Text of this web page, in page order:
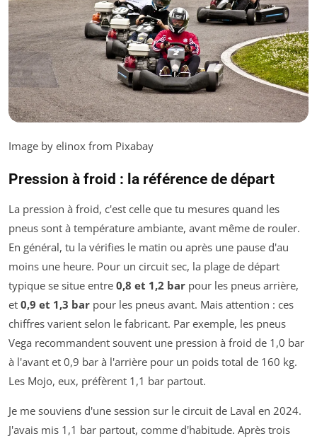
Image by elinox from Pixabay
Pression à froid : la référence de départ
La pression à froid, c'est celle que tu mesures quand les
pneus sont à température ambiante, avant même de rouler.
En général, tu la vérifies le matin ou après une pause d'au
moins une heure. Pour un circuit sec, la plage de départ
typique se situe entre 0,8 et 1,2 bar pour les pneus arrière,
et 0,9 et 1,3 bar pour les pneus avant. Mais attention : ces
chiffres varient selon le fabricant. Par exemple, les pneus
Vega recommandent souvent une pression à froid de 1,0 bar
à l'avant et 0,9 bar à l'arrière pour un poids total de 160 kg.
Les Mojo, eux, préfèrent 1,1 bar partout.
Je me souviens d'une session sur le circuit de Laval en 2024.
J'avais mis 1,1 bar partout, comme d'habitude. Après trois